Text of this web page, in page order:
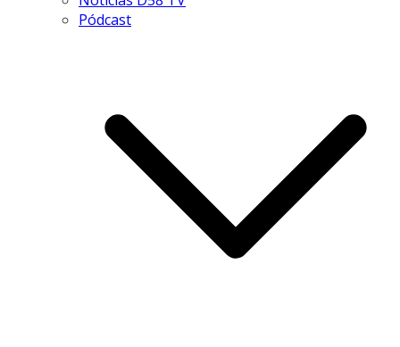
Pódcast